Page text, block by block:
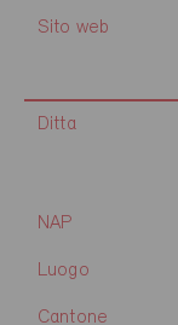
Sito web
Ditta
NAP
Luogo
Cantone